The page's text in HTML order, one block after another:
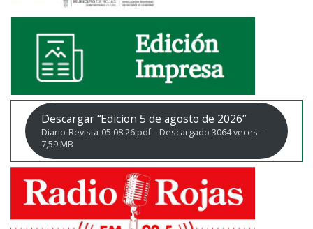
Descargar “Edicion 5 de agosto de 2026”
Diario-Revista-05.08.26.pdf – Descargado 3064 veces –
7,59 MB